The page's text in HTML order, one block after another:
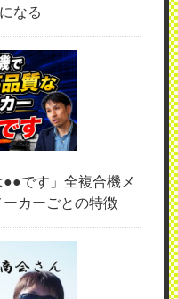
なる
●●です」全複合機メ
カーごとの特徴